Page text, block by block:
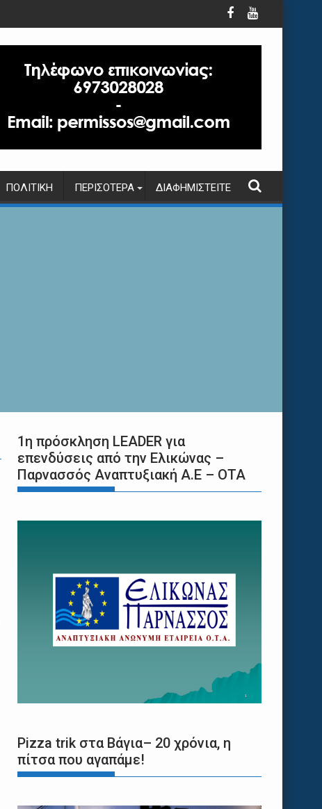
ΠΟΛΙΤΙΚΉ ΠΕΡΙΣΌΤΕΡΑ ΔΙΑΦΗΜΙΣΤΕΊΤΕ
1η πρόσκληση LEADER για
επενδύσεις από την Ελικώνας –
Παρνασσός Αναπτυξιακή Α.Ε – ΟΤΑ
Pizza trik στα Βάγια– 20 χρόνια, η
πίτσα που αγαπάμε!